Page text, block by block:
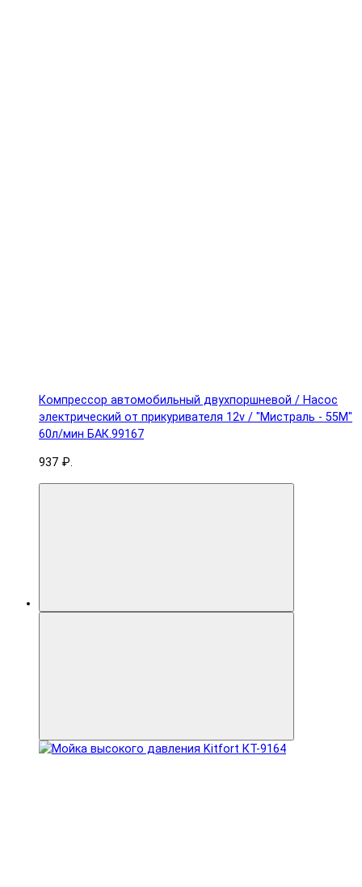
Компрессор автомобильный двухпоршневой / Насос
электрический от прикуривателя 12v / "Мистраль - 55М"
60л/мин БАК.99167
937 ₽.